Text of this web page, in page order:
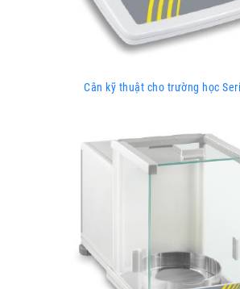
Cân kỹ thuật cho trường học